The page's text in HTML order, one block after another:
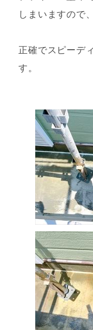
しまいますので、
正確でスピーデ
す。